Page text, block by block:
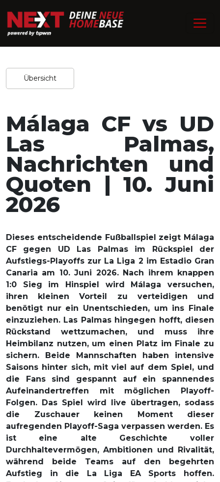
Home/Experten-Tipps
Redaktion / 08.06.2026
Teilen
Übersicht
Málaga CF vs UD
Las Palmas,
Nachrichten und
Quoten | 10. Juni
2026
Dieses entscheidende Fußballspiel zeigt Málaga
CF gegen UD Las Palmas im Rückspiel der
Aufstiegs-Playoffs zur La Liga 2 im Estadio Gran
Canaria am 10. Juni 2026. Nach ihrem knappen
1:0 Sieg im Hinspiel wird Málaga versuchen,
ihren kleinen Vorteil zu verteidigen und
benötigt nur ein Unentschieden, um ins Finale
einzuziehen. Las Palmas hingegen hofft, diesen
Rückstand wettzumachen, und muss ihre
Heimbilanz nutzen, um einen Platz im Finale zu
sichern. Beide Mannschaften haben intensive
Saisons hinter sich, mit viel auf dem Spiel, und
die Fans sind gespannt auf ein spannendes
Aufeinandertreffen mit möglichen Playoff-
Folgen. Das Spiel wird live übertragen, sodass
die Zuschauer keinen Moment dieser
aufregenden Playoff-Saga verpassen werden. Es
ist eine alte Geschichte voller
Durchhaltevermögen, Ambitionen und Rivalität,
während beide Teams auf den begehrten
Aufstieg in die La Liga EA Sports hoffen.